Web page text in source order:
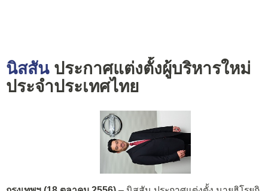
นิสสันประกาศแต่งตั้งผู้บริหารใหม่
ประจำประเทศไทย